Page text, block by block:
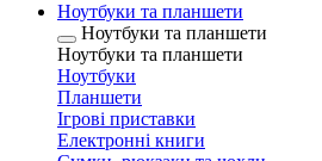
Ноутбуки та планшети
Ноутбуки та планшети
Ноутбуки та планшети
Ноутбуки
Планшети
Ігрові приставки
Електронні книги